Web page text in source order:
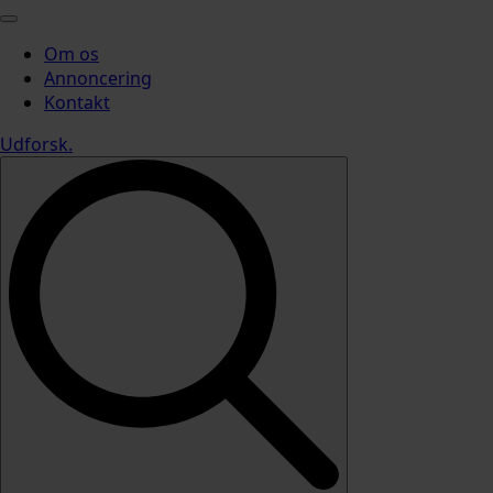
Om os
Annoncering
Kontakt
Udforsk.